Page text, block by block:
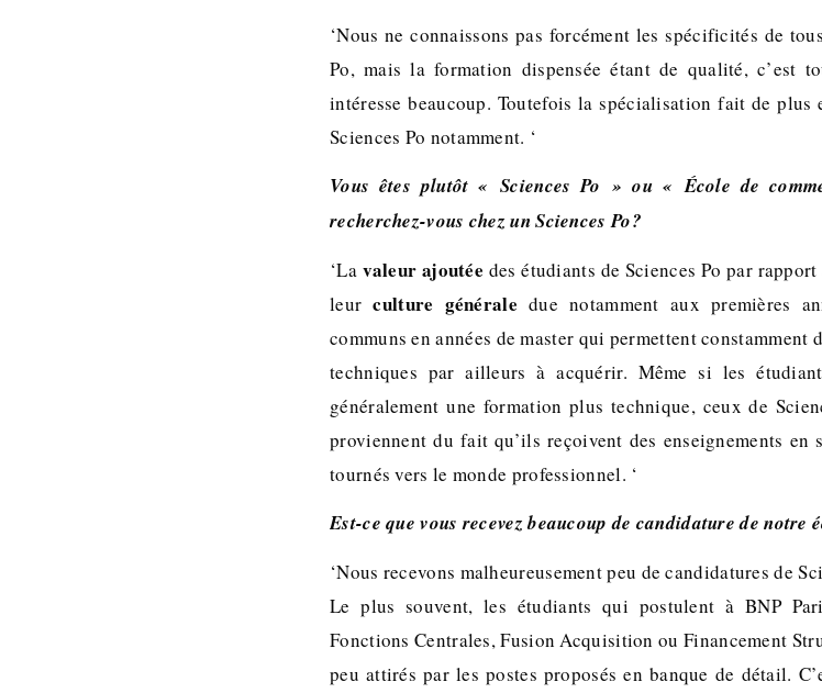
‘Nous ne connaissons pas forcément les spécificités de
Po, mais la formation dispensée étant de qualité, c’est
intéresse beaucoup. Toutefois la spécialisation fait de
Sciences Po notamment. ‘
Vous êtes plutôt « Sciences Po » ou « École de
recherchez-vous chez un Sciences Po?
‘La valeur ajoutée des étudiants de Sciences Po par
leurculture générale due notamment aux premières
communs en années de master qui permettent constamment
techniques par ailleurs à acquérir. Même si les
généralement une formation plus technique, ceux de
proviennent du fait qu’ils reçoivent des enseignements en
tournés vers le monde professionnel. ‘
Est-ce que vous recevez beaucoup de candidature de notre
‘Nous recevons malheureusement peu de candidatures de
Le plus souvent, les étudiants qui postulent à BNP
Fonctions Centrales, Fusion Acquisition ou Financement
peu attirés par les postes proposés en banque de détail.